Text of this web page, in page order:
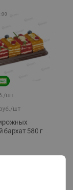
шт
руб./шт
580 г